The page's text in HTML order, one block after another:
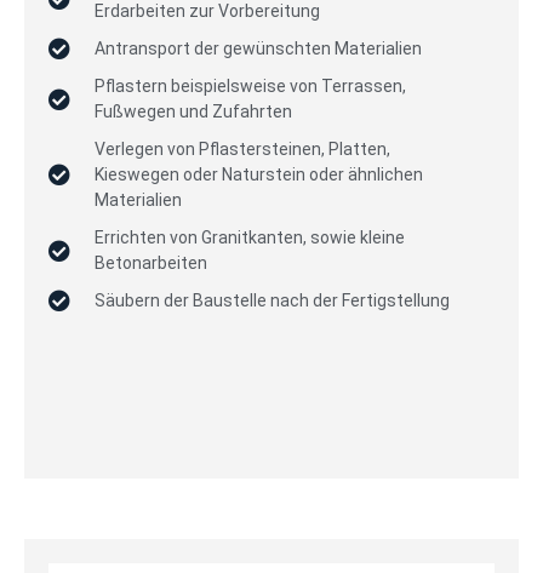
Erdarbeiten zur Vorbereitung
Antransport der gewünschten Materialien
Pflastern beispielsweise von Terrassen,
Fußwegen und Zufahrten
Verlegen von Pflastersteinen, Platten,
Kieswegen oder Naturstein oder ähnlichen
Materialien
Errichten von Granitkanten, sowie kleine
Betonarbeiten
Säubern der Baustelle nach der Fertigstellung